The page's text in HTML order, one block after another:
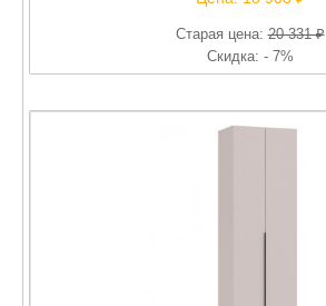
Старая цена:20 331 ₽
Скидка: - 7%